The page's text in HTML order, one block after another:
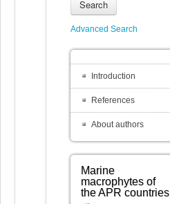
Search
Advanced Search
Introduction
References
About authors
Marine
macrophytes of
the APR countries